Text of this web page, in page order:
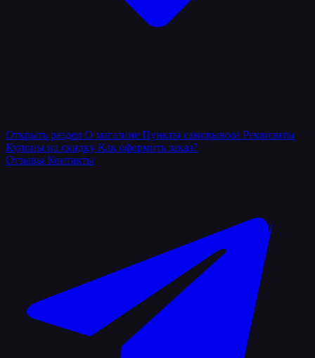
Открыть раздел О магазине Пункты самовывоза Реквизиты
Купоны на скидку Как оформить заказ?
Отзывы Контакты